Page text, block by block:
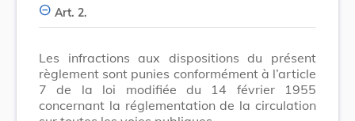
Art. 2.
Les infractions aux dispositions du présent
règlement sont punies conformément à l’article
7 de la loi modifiée du 14 février 1955
concernant la réglementation de la circulation